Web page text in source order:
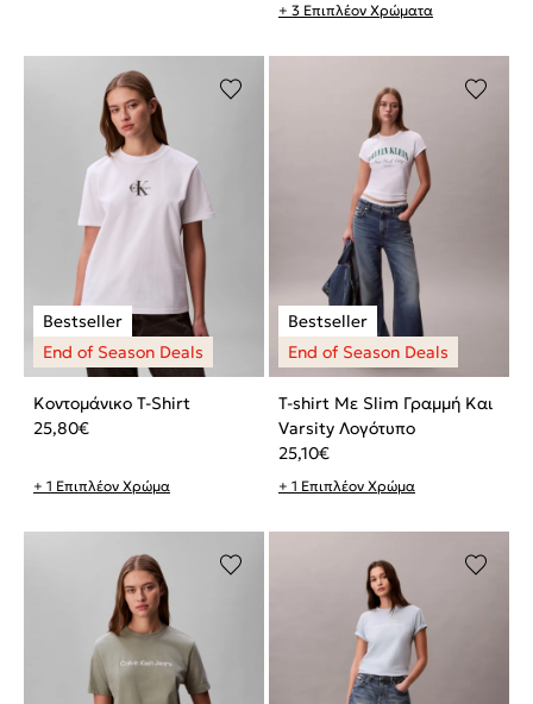
+ 3 Επιπλέον Χρώματα
Κοντομάνικο T-Shirt
25,80€
+ 1 Επιπλέον Χρώμα
T-shirt Με Slim Γραμμή Και
Varsity Λογότυπο
25,10€
+ 1 Επιπλέον Χρώμα